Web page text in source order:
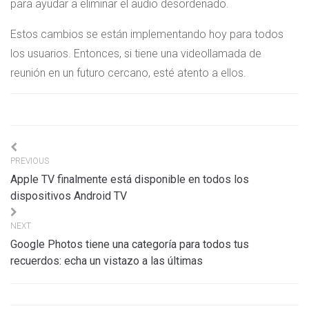
para ayudar a eliminar el audio desordenado.
Estos cambios se están implementando hoy para todos
los usuarios. Entonces, si tiene una videollamada de
reunión en un futuro cercano, esté atento a ellos.
Navigation
de
l’article
PREVIOUS
Apple TV finalmente está disponible en todos los
dispositivos Android TV
NEXT
Google Photos tiene una categoría para todos tus
recuerdos: echa un vistazo a las últimas